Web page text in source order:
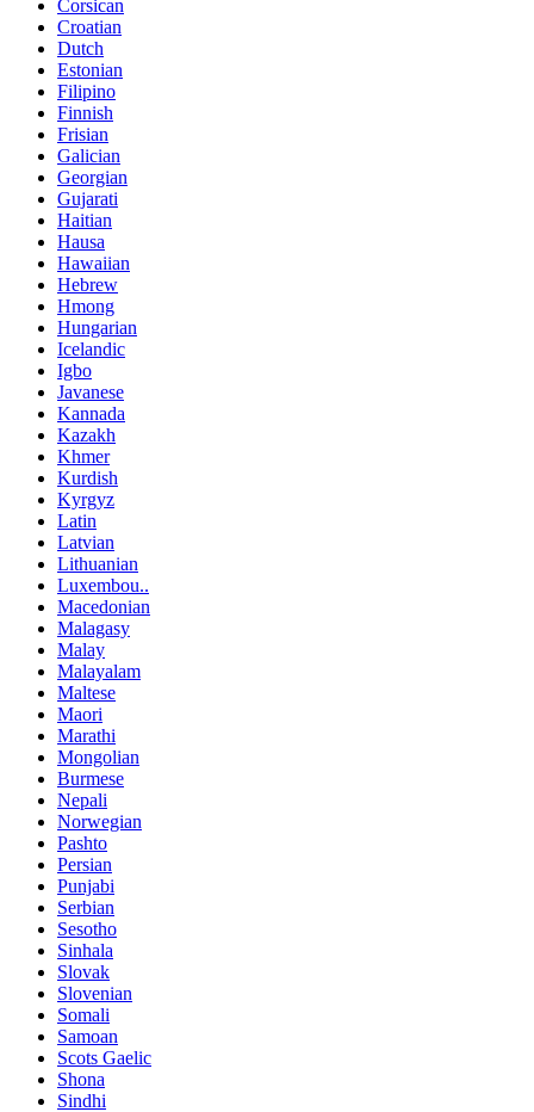
Corsican
Croatian
Dutch
Estonian
Filipino
Finnish
Frisian
Galician
Georgian
Gujarati
Haitian
Hausa
Hawaiian
Hebrew
Hmong
Hungarian
Icelandic
Igbo
Javanese
Kannada
Kazakh
Khmer
Kurdish
Kyrgyz
Latin
Latvian
Lithuanian
Luxembou..
Macedonian
Malagasy
Malay
Malayalam
Maltese
Maori
Marathi
Mongolian
Burmese
Nepali
Norwegian
Pashto
Persian
Punjabi
Serbian
Sesotho
Sinhala
Slovak
Slovenian
Somali
Samoan
Scots Gaelic
Shona
Sindhi